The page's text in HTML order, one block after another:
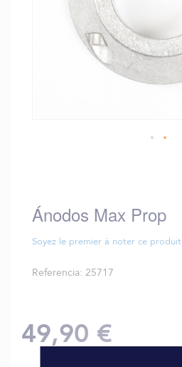
la
galería
de
Ánodos Max Prop
Soyez le premier à noter ce produit
Referencia 25717
49,90 €